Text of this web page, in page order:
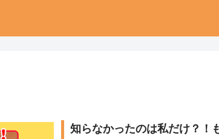
知らなかったのは私だけ？！